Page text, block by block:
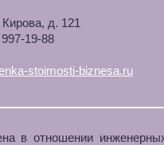
Кирова, д. 121
19-88
stoimosti-biznesa.ru
в отношении